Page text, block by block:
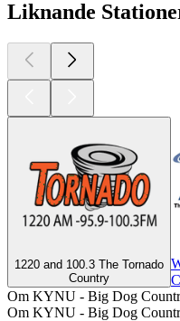
Liknande
1220 and 100.3 The Tornado
Country
Om KYNU - Big Dog
Om KYNU - Big Dog